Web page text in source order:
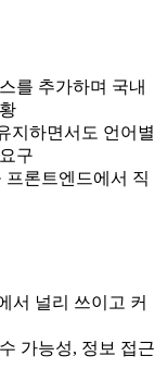
를 추가하며 국내
지하면서도 언어별
구
프론트엔드에서 직
서 널리 쓰이고 커
가능성, 정보 접근